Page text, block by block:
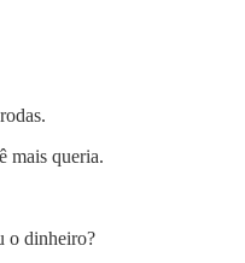
mais queria.
o dinheiro?